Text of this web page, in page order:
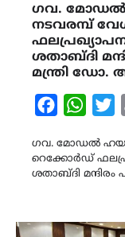
ഗവ. മോഡൽ
നടവരമ്പ്
ശതാബ്ദി
മന്ത്രി ഡോ.
Facebook
ഗവ. മോഡൽ
റെക്കോർഡ്
ശതാബ്ദി മന്ദിരം